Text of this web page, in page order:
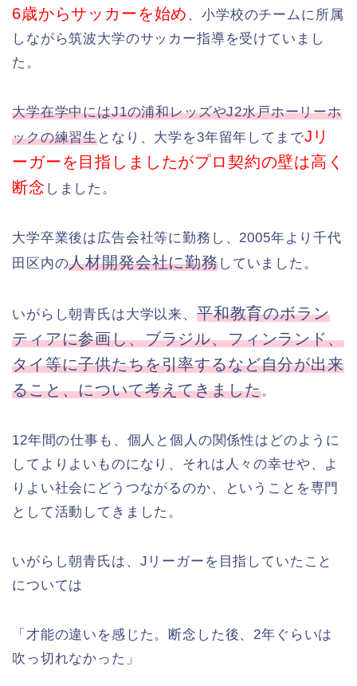
6歳からサッカーを始め 、小学校のチームに所属
しながら筑波大学のサッカー指導を受けていまし
た。
大学在学中にはJ1の浦和レッズやJ2水戸ホーリーホ
ックの練習生となり、大学を3年留年してまでJリ
ーガーを目指しましたがプロ契約の壁は高く
断念 しました。
大学卒業後は広告会社等に勤務し、2005年より千代
田区内の人材開発会社に勤務していました。
いがらし朝青氏は大学以来、 平和教育のボラン
ティアに参画し、ブラジル、フィンランド、
タイ等に子供たちを引率するなど自分が出来
ること、について考えてきました。
12年間の仕事も、個人と個人の関係性はどのように
してよりよいものになり、それは人々の幸せや、よ
りよい社会にどうつながるのか、ということを専門
として活動してきました。
いがらし朝青氏は、Jリーガーを目指していたこと
については
「才能の違いを感じた。断念した後、2年ぐらいは
吹っ切れなかった」